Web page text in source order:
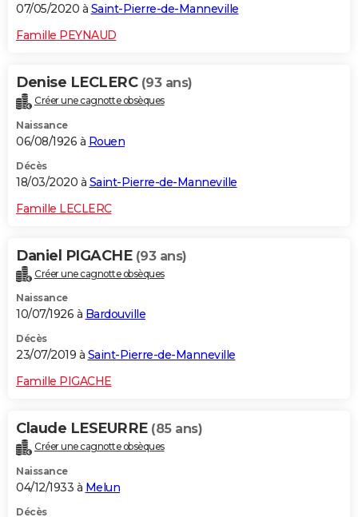
07/05/2020 à Saint-Pierre-de-Manneville
Famille PEYNAUD
Denise LECLERC (93 ans)
Créer une cagnotte obsèques
Naissance
06/08/1926 à Rouen
Décès
18/03/2020 à Saint-Pierre-de-Manneville
Famille LECLERC
Daniel PIGACHE (93 ans)
Créer une cagnotte obsèques
Naissance
10/07/1926 à Bardouville
Décès
23/07/2019 à Saint-Pierre-de-Manneville
Famille PIGACHE
Claude LESEURRE (85 ans)
Créer une cagnotte obsèques
Naissance
04/12/1933 à Melun
Décès